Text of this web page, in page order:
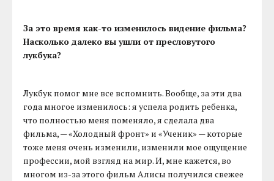
За это время как-то изменилось видение фильма?
Насколько далеко вы ушли от пресловутого
лукбука?
Лукбук помог мне все вспомнить. Вообще, за эти два
года многое изменилось: я успела родить ребенка,
что полностью меня поменяло, я сделала два
фильма, — «Холодный фронт» и «Ученик» — которые
тоже меня очень изменили, изменили мое ощущение
профессии, мой взгляд на мир. И, мне кажется, во
многом из-за этого фильм Алисы получился свежее